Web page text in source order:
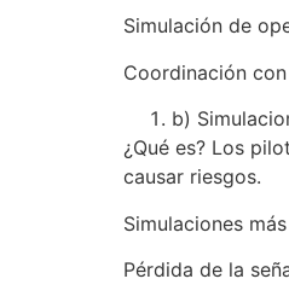
Simulación de
Coordinación
b)
¿Qué es? Los
causar riesgos.
Simulaciones
Pérdida de la